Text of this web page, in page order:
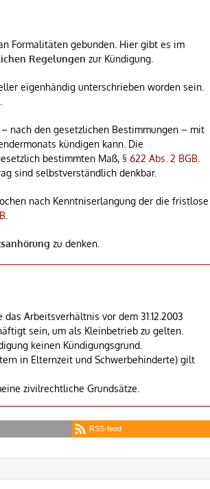
Formalitäten gebunden. Hier gibt es im
Regelungen zur Kündigung.
eigenhändig unterschrieben worden sein.
nach den gesetzlichen Bestimmungen – mit
kündigen kann. Die
bestimmten Maß, § 622 Abs. 2 BGB
sind selbstverständlich denkbar.
nach Kenntniserlangung der die fristlose
zu denken.
Arbeitsverhältnis vor dem 31.12.2003
sein, um als Kleinbetrieb zu gelten.
keinen Kündigungsgrund.
in Elternzeit und Schwerbehinderte) gilt
zivilrechtliche Grundsätze.
RSS-feed